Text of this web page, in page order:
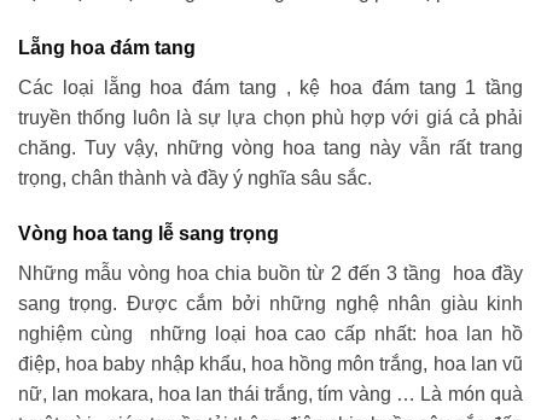
Lẵng hoa đám tang
Các loại lẵng hoa đám tang , kệ hoa đám tang 1 tầng
truyền thống luôn là sự lựa chọn phù hợp với giá cả phải
chăng. Tuy vậy, những vòng hoa tang này vẫn rất trang
trọng, chân thành và đầy ý nghĩa sâu sắc.
Vòng hoa tang lễ sang trọng
Những mẫu vòng hoa chia buồn từ 2 đến 3 tầng hoa đầy
sang trọng. Được cắm bởi những nghệ nhân giàu kinh
nghiệm cùng những loại hoa cao cấp nhất: hoa lan hồ
điệp, hoa baby nhập khẩu, hoa hồng môn trắng, hoa lan vũ
nữ, lan mokara, hoa lan thái trắng, tím vàng … Là món quà